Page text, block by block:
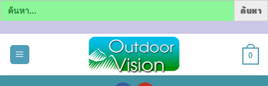
Search
for:
0